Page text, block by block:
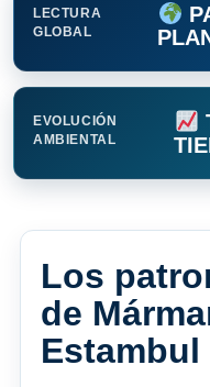
LECTURA
GLOBAL
EVOLUCIÓN
AMBIENTAL
Los
de
Estambul